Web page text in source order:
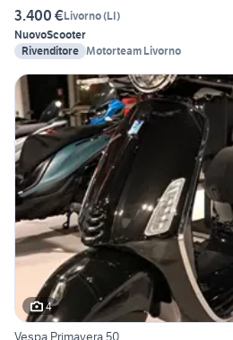
3.400 €Livorno(LI)
NuovoScooter
Rivenditore Motorteam Livorno
4
Vespa Primavera 50